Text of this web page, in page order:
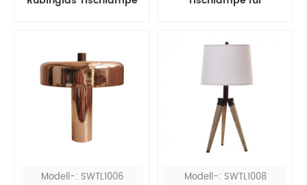
Modell-: SWTL1006 Modell-: SWTL1008